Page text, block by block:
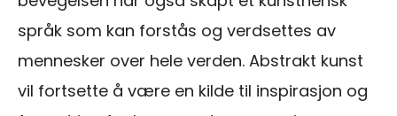
språk som kan forstås og verdsettes av
mennesker over hele verden. Abstrakt kunst
vil fortsette å være en kilde til inspirasjon og